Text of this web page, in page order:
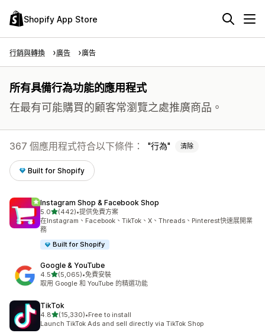
Shopify App Store
行銷與轉換 廣告 廣告
所有具備行為功能的應用程式
在最有可能購買的顧客常瀏覽之處推廣商品。
367 個應用程式符合以下條件： 行為 清除
Built for Shopify
Instagram Shop & Facebook Shop
5.0滿分 5 顆星
(442)
共有 442 則評價
•提供免費方案
在Instagram、Facebook、TikTok、X、Threads、Pinterest快速展開業
務
Built for Shopify
Google & YouTube
4.5滿分 5 顆星
(5,065)
共有 5065 則評價
•免費安裝
取用 Google 和 YouTube 的精選功能
TikTok
4.8滿分 5 顆星
(15,330)
共有 15330 則評價
•Free to install
Launch TikTok Ads and sell directly via TikTok Shop